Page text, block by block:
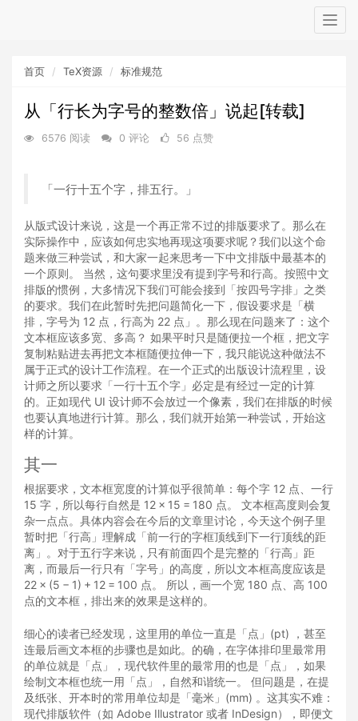
首页 TeX资源 标准规范
从「行长为字号的整数倍」说起[转载]
6576 阅读 0 评论 56 点赞
「一行十五个字，排五行。」
从版式设计来说，这是一个再正常不过的排版要求了。那么在
实际操作中，应该如何忠实地再现这项要求呢？我们以这个命
题来做三种尝试，和大家一起来思考一下中文排版中最基本的
一个原则。 当然，这句要求里没有提到字号和行高。按照中文
排版的惯例，大多情况下我们可能会接到「按四号字排」之类
的要求。我们在此暂时先把问题简化一下，假设要求是「横
排，字号为 12 点，行高为 22 点」。那么现在问题来了：这个
文本框应该多宽、多高？ 如果平时只是随便拉一个框，把文字
复制粘贴进去再把文本框随便拉伸一下，我只能说这种做法不
属于正式的设计工作流程。在一个正式的出版设计流程里，设
计师之所以要求「一行十五个字」必定是有经过一定的计算
的。正如现代 UI 设计师不会放过一个像素，我们在排版的时候
也要认真地进行计算。那么，我们就开始第一种尝试，开始这
样的计算。
其一
根据要求，文本框宽度的计算似乎很简单：每个字 12 点、一行
15 字，所以每行自然是 12 × 15 = 180 点。 文本框高度则会复
杂一点点。具体内容会在今后的文章里讨论，今天这个例子里
暂时把「行高」理解成「前一行的字框顶线到下一行顶线的距
离」。对于五行字来说，只有前面四个是完整的「行高」距
离，而最后一行只有「字号」的高度，所以文本框高度应该是
22 × (5 − 1) + 12 = 100 点。 所以，画一个宽 180 点、高 100
点的文本框，排出来的效果是这样的。
细心的读者已经发现，这里用的单位一直是「点」(pt) ，甚至
连最后画文本框的步骤也是如此。的确，在字体排印里最常用
的单位就是「点」，现代软件里的最常用的也是「点」，如果
绘制文本框也统一用「点」，自然和谐统一。 但问题是，在提
及纸张、开本时的常用单位却是「毫米」(mm) 。这其实不难：
现代排版软件（如 Adobe Illustrator 或者 InDesign），即便文